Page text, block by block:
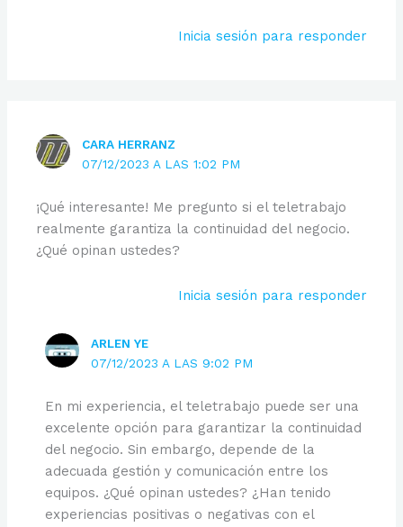
Inicia sesión para responder
CARA HERRANZ
07/12/2023 A LAS 1:02 PM
¡Qué interesante! Me pregunto si el teletrabajo
realmente garantiza la continuidad del negocio.
¿Qué opinan ustedes?
Inicia sesión para responder
ARLEN YE
07/12/2023 A LAS 9:02 PM
En mi experiencia, el teletrabajo puede ser una
excelente opción para garantizar la continuidad
del negocio. Sin embargo, depende de la
adecuada gestión y comunicación entre los
equipos. ¿Qué opinan ustedes? ¿Han tenido
experiencias positivas o negativas con el